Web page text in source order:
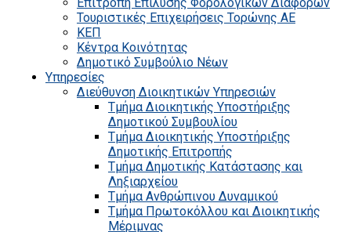
Τουριστικές Επιχειρήσεις Τορώνης ΑΕ
ΚΕΠ
Κέντρα Κοινότητας
Δημοτικό Συμβούλιο Νέων
Υπηρεσίες
Διεύθυνση Διοικητικών Υπηρεσιών
Τμήμα Διοικητικής Υποστήριξης
Δημοτικού Συμβουλίου
Τμήμα Διοικητικής Υποστήριξης
Δημοτικής Επιτροπής
Τμήμα Δημοτικής Κατάστασης και
Ληξιαρχείου
Τμήμα Ανθρώπινου Δυναμικού
Τμήμα Πρωτοκόλλου και Διοικητικής
Μέριμνας